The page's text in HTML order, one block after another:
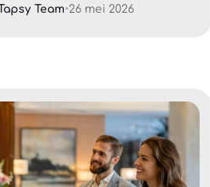
Team•26 mei 2026